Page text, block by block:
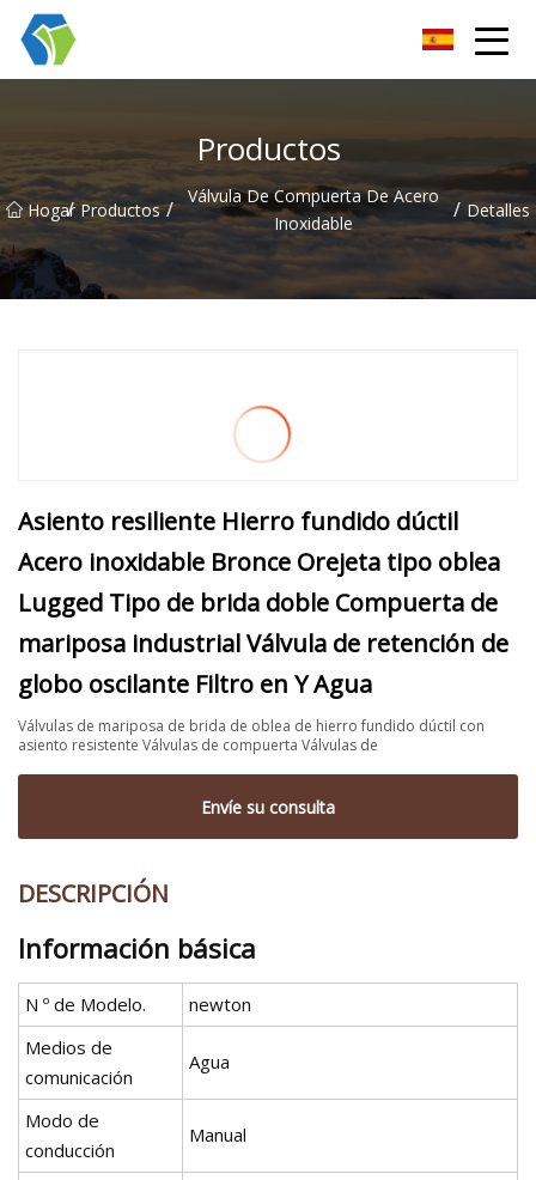
Grupo Co., Ltd de las soluciones de la luz de las estrellas de
Productos
Hogar
/ Productos /
Válvula De Compuerta De Acero
Inoxidable
/ Detalles
Asiento resiliente Hierro fundido dúctil
Acero inoxidable Bronce Orejeta tipo oblea
Lugged Tipo de brida doble Compuerta de
mariposa industrial Válvula de retención de
globo oscilante Filtro en Y Agua
Válvulas de mariposa de brida de oblea de hierro fundido dúctil con
asiento resistente Válvulas de compuerta Válvulas de
Envíe su consulta
DESCRIPCIÓN
Información básica
N º de Modelo.
newton
Medios de
comunicación
Agua
Modo de
conducción
Manual